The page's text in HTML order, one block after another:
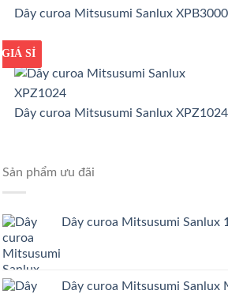
Dây curoa Mitsusumi Sanlux XPB3000
GIÁ TỐT
GIÁ SỈ
Dây curoa Mitsusumi Sanlux XPZ1024
Sản phẩm ưu đãi
Dây curoa Mitsusumi
Dây curoa Mitsusumi